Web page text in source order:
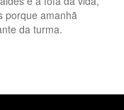
porque amanhã
da turma.